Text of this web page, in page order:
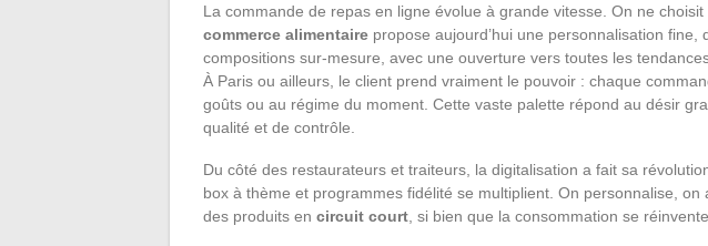
La commande de repas en ligne évolue à grande vitesse. On ne
commerce alimentaire propose aujourd’hui une personnalisation fine,
compositions sur-mesure, avec une ouverture vers toutes les
À Paris ou ailleurs, le client prend vraiment le pouvoir : chaque
goûts ou au régime du moment. Cette vaste palette répond au désir
qualité et de contrôle.
Du côté des restaurateurs et traiteurs, la digitalisation a fait sa
box à thème et programmes fidélité se multiplient. On personnalise, on
des produits en circuit court , si bien que la consommation se